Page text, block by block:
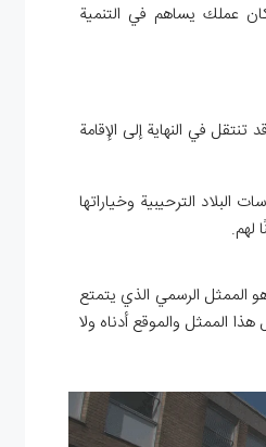
عملك يساهم في التنمية
في النهاية إلى الإقامة
الترحيبية وخياراتها
لهم.
الممثل الرسمي الذي يتمتع
هذا الممثل والموقع أدناه ولا